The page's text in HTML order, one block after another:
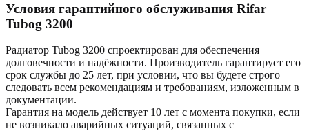
Условия гарантийного обслуживания Rifar
Tubog 3200
Радиатор Tubog 3200 спроектирован для обеспечения
долговечности и надёжности. Производитель гарантирует его
срок службы до 25 лет, при условии, что вы будете строго
следовать всем рекомендациям и требованиям, изложенным в
документации.
Гарантия на модель действует 10 лет с момента покупки, если
не возникало аварийных ситуаций, связанных с